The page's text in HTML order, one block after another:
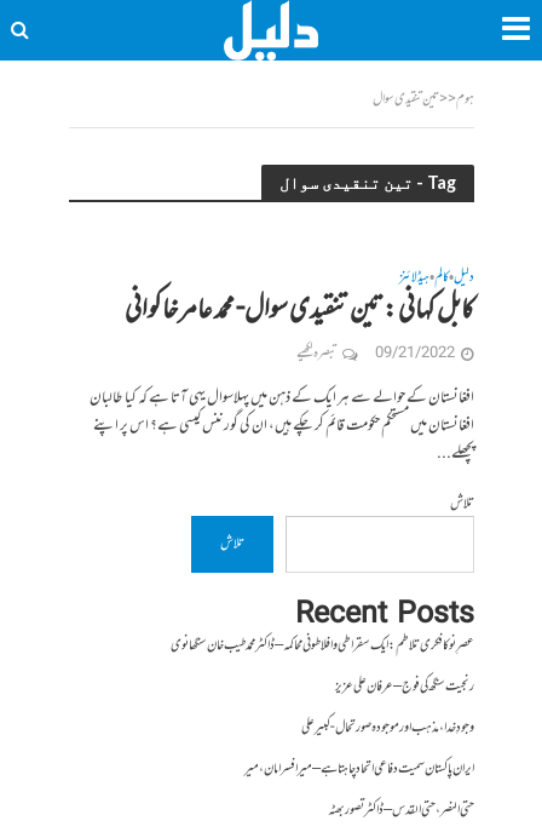
ہوم<<تین تنقیدی سوال
Tag - تین تنقیدی سوال
دلیل•کالم•ہیڈلائنز
کابل کہانی : تین تنقیدی سوال- محمد عامر خاکوانی
09/21/2022 تبصرہ لکھیے
افغانستان کے حوالے سے ہر ایک کے ذہن میں پہلاسوال یہی آتا ہے کہ کیا طالبان
افغانستان میں مستحکم حکومت قائم کر چکے ہیں، ان کی گورننس کیسی ہے؟ اس پر اپنے
پچھلے...
تلاش
تلاش
Recent Posts
عصرِ نو کا فکری تلاطم: ایک سقراطی و افلاطونی محاکمہ – ڈاکٹر محمد طیب خان سنگھانوی
رنجیت سنگھ کی فوج – عرفان علی عزیز
وجودِ خدا، مذہب اور موجودہ صورتحال- کبیر علی
ایران پاکستان سمیت دفاعی اتحاد چاہتا ہے – میر افسر امان،میر
حتی النصر ، حتی القدس – ڈاکٹر تصور بھٹہ